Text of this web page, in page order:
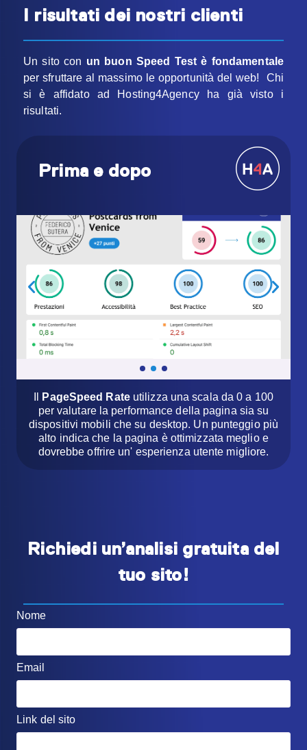
I risultati dei nostri clienti
Un sito con un buon Speed Test è fondamentale
per sfruttare al massimo le opportunità del web! Chi
si è affidato ad Hosting4Agency ha già visto i
risultati.
Prima e dopo
PageSpeed Rateutilizza una scala da 0 a 100
per valutare la performance della pagina sia su
dispositivi mobili che su desktop. Un punteggio più
alto indica che la pagina è ottimizzata meglio e
dovrebbe offrire un' esperienza utente migliore.
Richiedi un’analisi gratuita del
tuo sito!
Nome
Email
Link del sito